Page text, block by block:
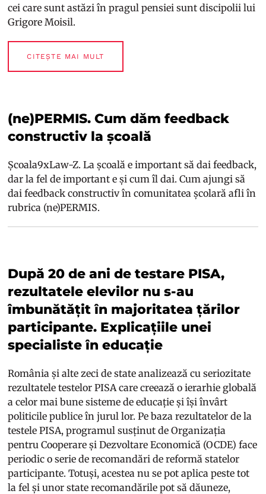
cei care sunt astăzi în pragul pensiei sunt discipolii lui
Grigore Moisil.
CITEȘTE MAI MULT
(ne)PERMIS. Cum dăm feedback
constructiv la școală
Școala9xLaw-Z. La școală e important să dai feedback,
dar la fel de important e și cum îl dai. Cum ajungi să
dai feedback constructiv în comunitatea școlară afli în
rubrica (ne)PERMIS.
După 20 de ani de testare PISA,
rezultatele elevilor nu s-au
îmbunătățit în majoritatea țărilor
participante. Explicațiile unei
specialiste în educație
România și alte zeci de state analizează cu seriozitate
rezultatele testelor PISA care creează o ierarhie globală
a celor mai bune sisteme de educație și își învârt
politicile publice în jurul lor. Pe baza rezultatelor de la
testele PISA, programul susținut de Organizația
pentru Cooperare și Dezvoltare Economică (OCDE) face
periodic o serie de recomandări de reformă statelor
participante. Totuși, acestea nu se pot aplica peste tot
la fel și unor state recomandările pot să dăuneze,